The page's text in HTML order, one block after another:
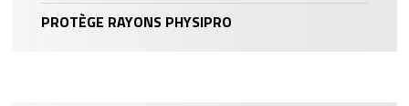
PROTÈGE RAYONS PHYSIPRO